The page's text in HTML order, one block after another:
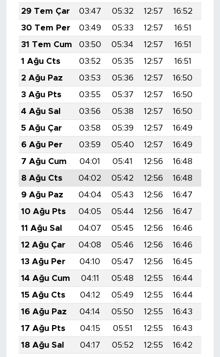
29 Tem Çar
03:47 05:32 12:57 16:52
30 Tem Per
03:49 05:33 12:57 16:51
31 Tem Cum
03:50 05:34 12:57 16:51
1 Ağu Cts
03:52 05:35 12:57 16:51
2 Ağu Paz
03:53 05:36 12:57 16:50
3 Ağu Pts
03:55 05:37 12:57 16:50
4 Ağu Sal
03:56 05:38 12:57 16:50
5 Ağu Çar
03:58 05:39 12:57 16:49
6 Ağu Per
03:59 05:40 12:57 16:49
7 Ağu Cum
04:01 05:41 12:56 16:48
8 Ağu Cts
04:02 05:42 12:56 16:48
9 Ağu Paz
04:04 05:43 12:56 16:47
10 Ağu Pts
04:05 05:44 12:56 16:47
11 Ağu Sal
04:07 05:45 12:56 16:46
12 Ağu Çar
04:08 05:46 12:56 16:46
13 Ağu Per
04:10 05:47 12:56 16:45
14 Ağu Cum
04:11 05:48 12:55 16:44
15 Ağu Cts
04:12 05:49 12:55 16:44
16 Ağu Paz
04:14 05:50 12:55 16:43
17 Ağu Pts
04:15 05:51 12:55 16:43
18 Ağu Sal
04:17 05:52 12:55 16:42